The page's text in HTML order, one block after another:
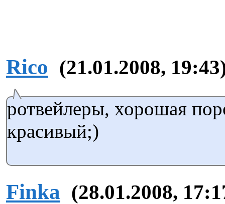
Rico (21.01.2008,
ротвейлеры, хорошая
красивый;)
Finka (28.01.2008,